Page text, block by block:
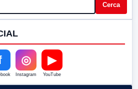
Cerca
◎
Instagram
▶
YouTube